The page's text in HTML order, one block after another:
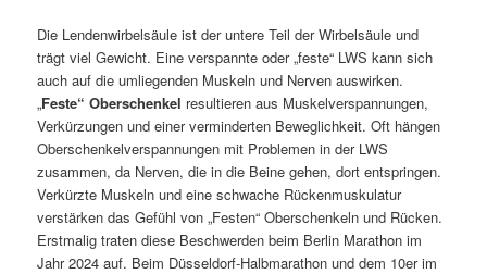
Die Lendenwirbelsäule ist der untere Teil der Wirbelsäule und
trägt viel Gewicht. Eine verspannte oder „feste“ LWS kann sich
auch auf die umliegenden Muskeln und Nerven auswirken.
„Feste“ Oberschenkel resultieren aus Muskelverspannungen,
Verkürzungen und einer verminderten Beweglichkeit. Oft hängen
Oberschenkelverspannungen mit Problemen in der LWS
zusammen, da Nerven, die in die Beine gehen, dort entspringen.
Verkürzte Muskeln und eine schwache Rückenmuskulatur
verstärken das Gefühl von „Festen“ Oberschenkeln und Rücken.
Erstmalig traten diese Beschwerden beim Berlin Marathon im
Jahr 2024 auf. Beim Düsseldorf-Halbmarathon und dem 10er im